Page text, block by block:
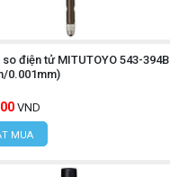
điện tử MITUTOYO 543-394B
0.001mm)
VND
MUA